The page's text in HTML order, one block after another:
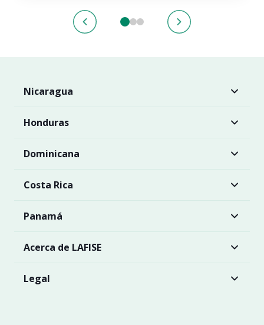
Nicaragua
Honduras
Dominicana
Costa Rica
Panamá
Acerca de LAFISE
Legal